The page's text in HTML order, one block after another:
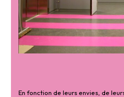
En fonction de leurs envies, de